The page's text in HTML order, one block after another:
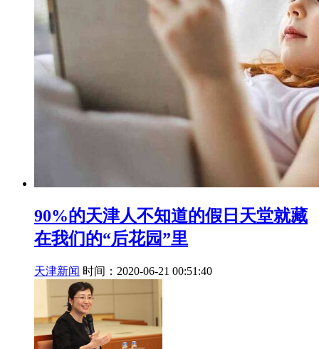
90%的天津人不知道的假日天堂就藏
在我们的“后花园”里
天津新闻 时间：2020-06-21 00:51:40